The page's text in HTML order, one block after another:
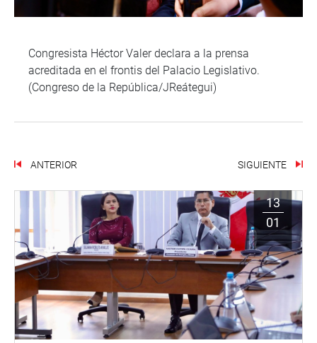
Congresista Héctor Valer declara a la prensa
acreditada en el frontis del Palacio Legislativo.
(Congreso de la República/JReátegui)
ANTERIOR SIGUIENTE
13
01